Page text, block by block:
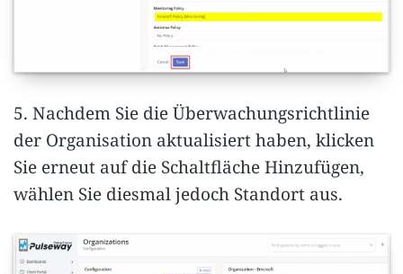
5. Nachdem Sie die Überwachungsrichtlinie
der Organisation aktualisiert haben, klicken
Sie erneut auf die Schaltfläche Hinzufügen,
wählen Sie diesmal jedoch Standort aus.